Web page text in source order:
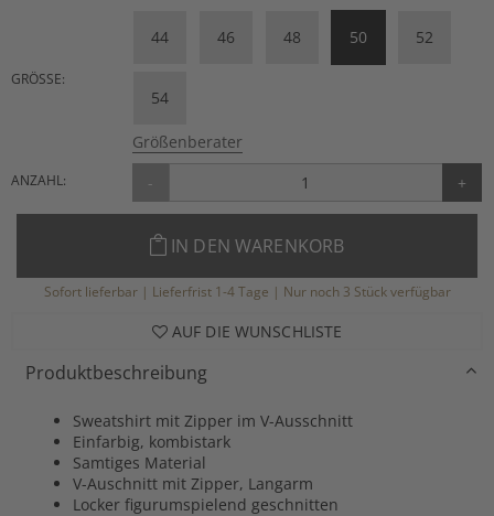
GRÖSSE:
44 46 48 50 52
54
Größenberater
ANZAHL: - +
IN DEN WARENKORB
Sofort lieferbar | Lieferfrist 1-4 Tage | Nur noch 3 Stück verfügbar
AUF DIE WUNSCHLISTE
Produktbeschreibung
Sweatshirt mit Zipper im V-Ausschnitt
Einfarbig, kombistark
Samtiges Material
V-Auschnitt mit Zipper, Langarm
Locker figurumspielend geschnitten